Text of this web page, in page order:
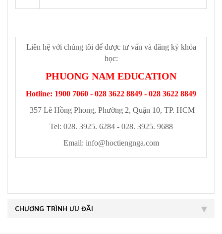
Liên hệ với chúng tôi để được tư vấn và đăng ký khóa
học:
PHUONG NAM EDUCATION
Hotline: 1900 7060 - 028 3622 8849 - 028 3622 8849
357 Lê Hồng Phong, Phường 2, Quận 10, TP. HCM
Tel: 028. 3925. 6284 - 028. 3925. 9688
Email: info@hoctiengnga.com
CHƯƠNG TRÌNH ƯU ĐÃI